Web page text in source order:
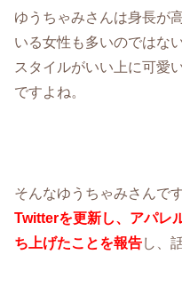
ゆうちゃみさんは身長が
いる女性も多いのではな
スタイルがいい上に可愛
ですよね。
そんなゆうちゃみさんです
Twitterを更新し、アパレ
ち上げたことを報告し、